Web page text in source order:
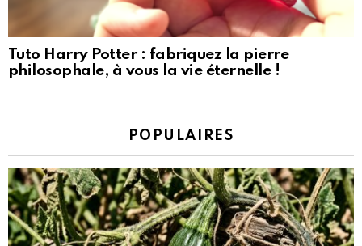
Tuto Harry Potter : fabriquez la pierre
philosophale, à vous la vie éternelle !
POPULAIRES